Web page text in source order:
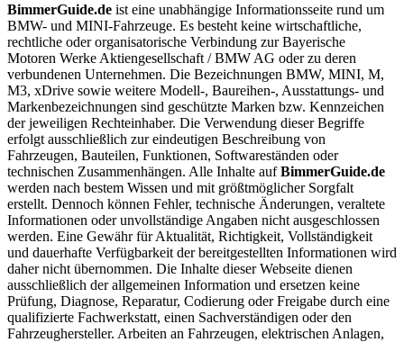
BimmerGuide.de ist eine unabhängige Informationsseite rund um
BMW- und MINI-Fahrzeuge. Es besteht keine wirtschaftliche,
rechtliche oder organisatorische Verbindung zur Bayerische
Motoren Werke Aktiengesellschaft / BMW AG oder zu deren
verbundenen Unternehmen. Die Bezeichnungen BMW, MINI, M,
M3, xDrive sowie weitere Modell-, Baureihen-, Ausstattungs- und
Markenbezeichnungen sind geschützte Marken bzw. Kennzeichen
der jeweiligen Rechteinhaber. Die Verwendung dieser Begriffe
erfolgt ausschließlich zur eindeutigen Beschreibung von
Fahrzeugen, Bauteilen, Funktionen, Softwareständen oder
technischen Zusammenhängen. Alle Inhalte aufBimmerGuide.de
werden nach bestem Wissen und mit größtmöglicher Sorgfalt
erstellt. Dennoch können Fehler, technische Änderungen, veraltete
Informationen oder unvollständige Angaben nicht ausgeschlossen
werden. Eine Gewähr für Aktualität, Richtigkeit, Vollständigkeit
und dauerhafte Verfügbarkeit der bereitgestellten Informationen wird
daher nicht übernommen. Die Inhalte dieser Webseite dienen
ausschließlich der allgemeinen Information und ersetzen keine
Prüfung, Diagnose, Reparatur, Codierung oder Freigabe durch eine
qualifizierte Fachwerkstatt, einen Sachverständigen oder den
Fahrzeughersteller. Arbeiten an Fahrzeugen, elektrischen Anlagen,